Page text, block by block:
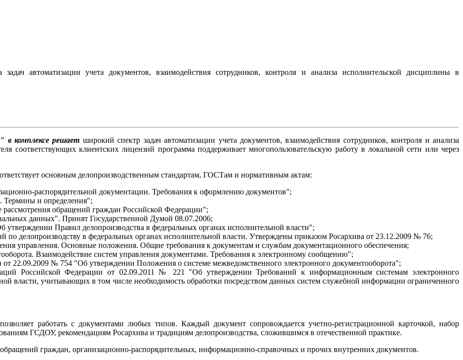
автоматизации учета документов, взаимодействия сотрудников, контроля и анализа исполнительской дисциплины в
в комплексе решает широкий спектр задач автоматизации учета документов, взаимодействия сотрудников, контроля и анализа
соответствующих клиентских лицензий программа поддерживает многопользовательскую работу в локальной сети или через
основным делопроизводственным стандартам, ГОСТам и нормативным актам:
распорядительной документации. Требования к оформлению документов";
Термины и определения";
обращений граждан Российской Федерации";
данных". Принят Государственной Думой 08.07.2006;
Правил делопроизводства в федеральных органах исполнительной власти";
по делопроизводству в федеральных органах исполнительной власти. Утверждены приказом Росархива от 23.12.2009 № 76;
управления. Основные положения. Общие требования к документам и службам документационного обеспечения;
Взаимодействие систем управления документами. Требования к электронному сообщению";
22.09.2009 № 754 "Об утверждении Положения о системе межведомственного электронного документооборота";
Российской Федерации от 02.09.2011 № 221 "Об утверждении Требований к информационным системам электронного
власти, учитывающих в том числе необходимость обработки посредством данных систем служебной информации ограниченного
работать с документами любых типов. Каждый документ сопровождается учетно-регистрационной карточкой, набор
ГСДОУ, рекомендациям Росархива и традициям делопроизводства, сложившимся в отечественной практике.
граждан, организационно-распорядительных, информационно-справочных и прочих внутренних документов.